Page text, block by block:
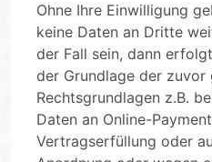
Ohne Ihre Einwilligung
keine Daten an Dritte
der Fall sein, dann
der Grundlage der zuvor
Rechtsgrundlagen z.B.
Daten an Online-
Vertragserfüllung oder